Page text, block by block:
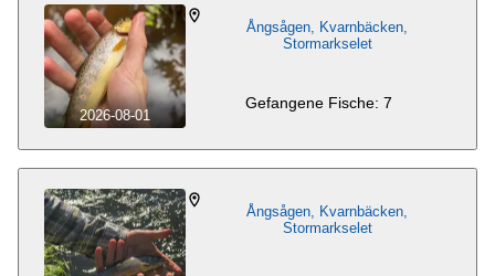
2026-08-01
Ångsågen, Kvarnbäcken,
Stormarkselet
Gefangene Fische: 7
Ångsågen, Kvarnbäcken,
Stormarkselet